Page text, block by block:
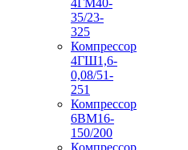
35/23-
325
Компрессор
4ГШ1,6-
0,08/51-
251
Компрессор
6ВМ16-
150/200
Компрессор